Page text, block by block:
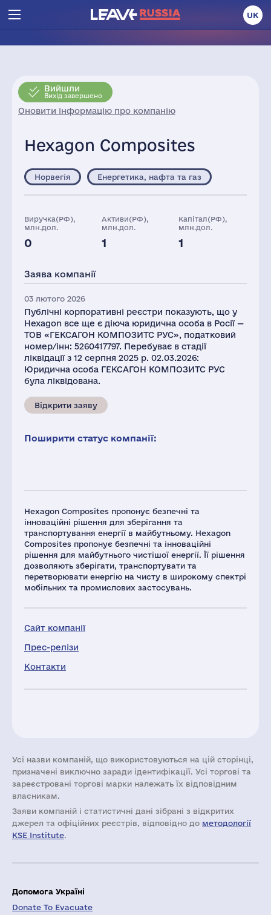
UK
Вийшли
Вихід завершено
Оновити інформацію про компанію
Hexagon Composites
Hexagon Composites пропонує безпечні та
інноваційні рішення для зберігання та
транспортування енергії в майбутньому. Hexagon
Composites пропонує безпечні та інноваційні
рішення для майбутнього чистішої енергії. Її рішення
дозволяють зберігати, транспортувати та
перетворювати енергію на чисту в широкому спектрі
мобільних та промислових застосувань.
Сайт компанії
Прес-релізи
Контакти
Норвегія Енергетика, нафта та газ
Виручка(РФ),
млн.дол.
0
Активи(РФ),
млн.дол.
1
Капітал(РФ),
млн.дол.
1
5
Заява компанії
03 лютого 2026
Публічні корпоративні реєстри показують, що у
Hexagon все ще є діюча юридична особа в Росії —
ТОВ «ГЕКСАГОН КОМПОЗИТС РУС», податковий
номер/інн: 5260417797. Перебуває в стадії
ліквідації з 12 серпня 2025 р. 02.03.2026:
Юридична особа ГЕКСАГОН КОМПОЗИТС РУС
була ліквідована.
Відкрити заяву
Поширити статус компанії:
Усі назви компаній, що використовуються на цій сторінці,
призначені виключно заради ідентифікації. Усі торгові та
зареєстровані торгові марки належать їх відповідним
власникам.
Заяви компаній i статистичні дані зібрані з відкритих
джерел та офіційних реєстрів, відповідно до методології
KSE Institute.
Допомога Україні
Donate To Evacuate